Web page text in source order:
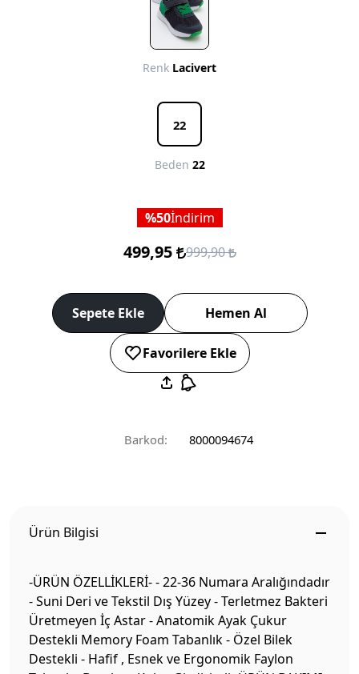
Renk Lacivert
22
Beden 22
50İndirim
499,95 999,90
Sepete Ekle Hemen Al
Favorilere Ekle
Barkod: 8000094674
Ürün Bilgisi
-ÜRÜN ÖZELLİKLERİ- - 22-36 Numara Aralığındadır
- Suni Deri ve Tekstil Dış Yüzey - Terletmez Bakteri
Üretmeyen İç Astar - Anatomik Ayak Çukur
Destekli Memory Foam Tabanlık - Özel Bilek
Destekli - Hafif , Esnek ve Ergonomik Faylon